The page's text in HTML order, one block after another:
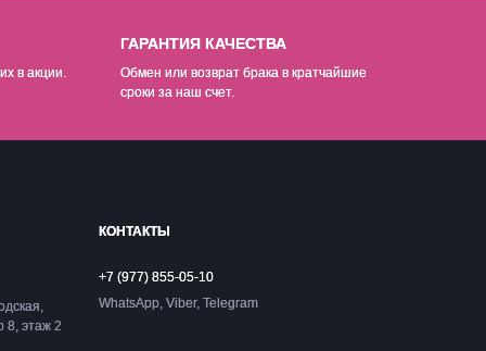
в акции.
ГАРАНТИЯ КАЧЕСТВА
Обмен или возврат брака в кратчайшие
сроки за наш счет.
8, этаж 2
КОНТАКТЫ
+7 (977) 855-05-10
WhatsApp, Viber, Telegram